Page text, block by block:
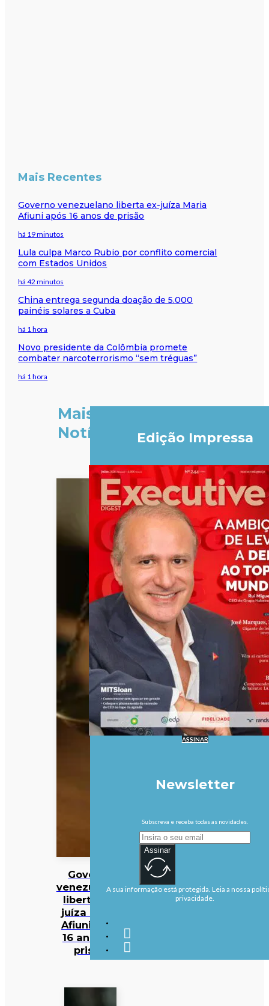
Mais Recentes
Governo venezuelano liberta ex-juíza Maria
Afiuni após 16 anos de prisão
há 19 minutos
Lula culpa Marco Rubio por conflito comercial
com Estados Unidos
há 42 minutos
China entrega segunda doação de 5.000
painéis solares a Cuba
há 1 hora
Novo presidente da Colômbia promete
combater narcoterrorismo “sem tréguas”
há 1 hora
Mais
Notícias
Governo
venezuelano
liberta ex-
juíza Maria
Afiuni após
16 anos de
prisão
Edição Impressa
ASSINAR
Newsletter
Subscreva e receba todas as novidades.
Assinar
A sua informação está protegida. Leia a nossa
privacidade.